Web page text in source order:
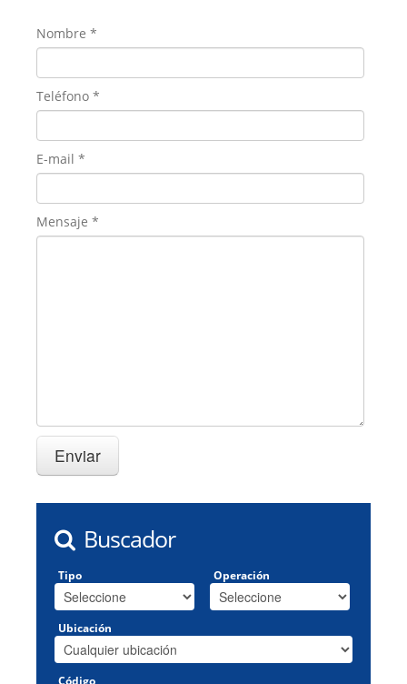
Nombre *
Teléfono *
E-mail *
Mensaje *
Buscador
Tipo Operación
Ubicación
Código